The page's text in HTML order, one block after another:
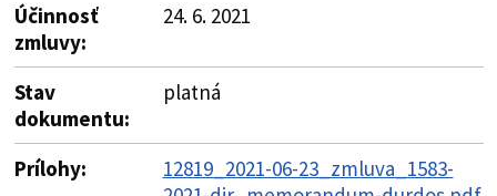
Účinnosť
zmluvy:
24. 6. 2021
Stav
dokumentu:
platná
Prílohy:
12819_2021-06-23_zmluva_1583-